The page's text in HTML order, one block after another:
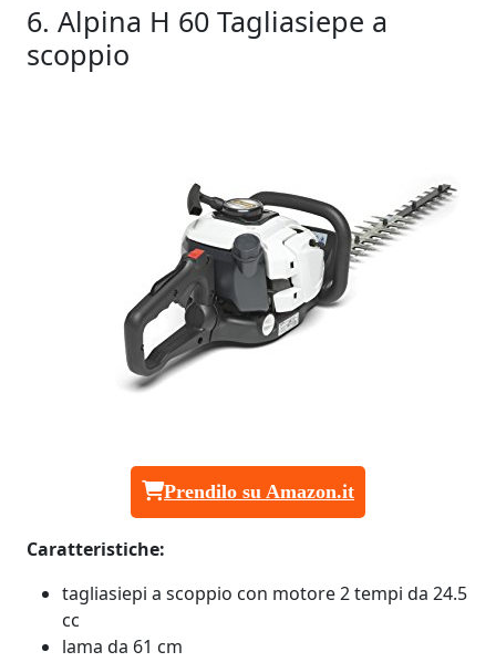
6. Alpina H 60 Tagliasiepe a
scoppio
Prendilo su Amazon.it
Caratteristiche:
tagliasiepi a scoppio con motore 2 tempi da 24.5
cc
lama da 61 cm